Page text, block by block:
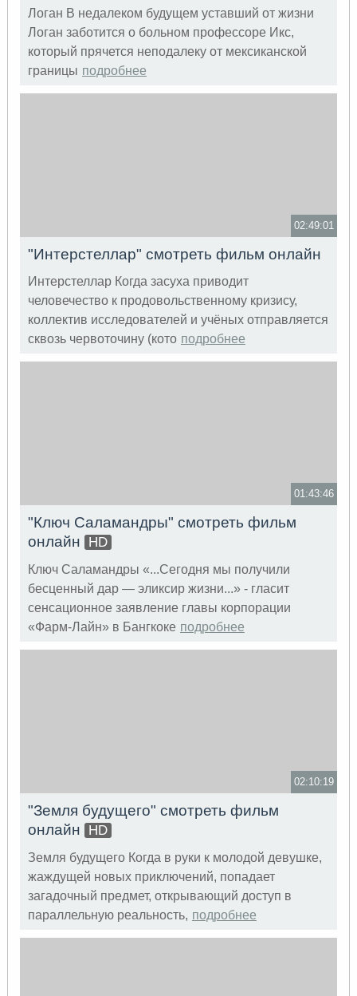
Логан В недалеком будущем уставший от жизни
Логан заботится о больном профессоре Икс,
который прячется неподалеку от мексиканской
границы подробнее
02:49:01
"Интерстеллар" смотреть фильм онлайн
Интерстеллар Когда засуха приводит
человечество к продовольственному кризису,
коллектив исследователей и учёных отправляется
сквозь червоточину (кото подробнее
01:43:46
"Ключ Саламандры" смотреть фильм
онлайн
HD
Ключ Саламандры «...Сегодня мы получили
бесценный дар — эликсир жизни...» - гласит
сенсационное заявление главы корпорации
«Фарм-Лайн» в Бангкоке подробнее
02:10:19
"Земля будущего" смотреть фильм
онлайн
HD
Земля будущего Когда в руки к молодой девушке,
жаждущей новых приключений, попадает
загадочный предмет, открывающий доступ в
параллельную реальность, подробнее